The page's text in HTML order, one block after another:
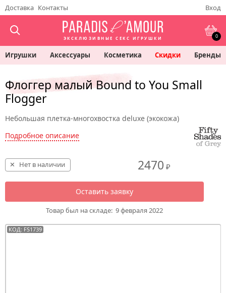
Доставка Контакты Вход
ЭКСКЛЮЗИВНЫЕ СЕКС ИГРУШКИ 0
Игрушки Аксессуары Косметика Скидки Бренды
Флоггер малый Bound to You Small
Flogger
Небольшая плетка-многохвостка deluxe (экокожа)
Подробное описание
2470 ₽
Нет в наличии
Оставить заявку
Товар был на складе: 9 февраля 2022
КОД: FS1739